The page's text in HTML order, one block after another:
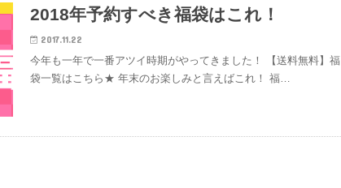
2018年予約すべき福袋はこれ！
2017.11.22
今年も一年で一番アツイ時期がやってきました！ 【送料無料】福
袋一覧はこちら★ 年末のお楽しみと言えばこれ！ 福…